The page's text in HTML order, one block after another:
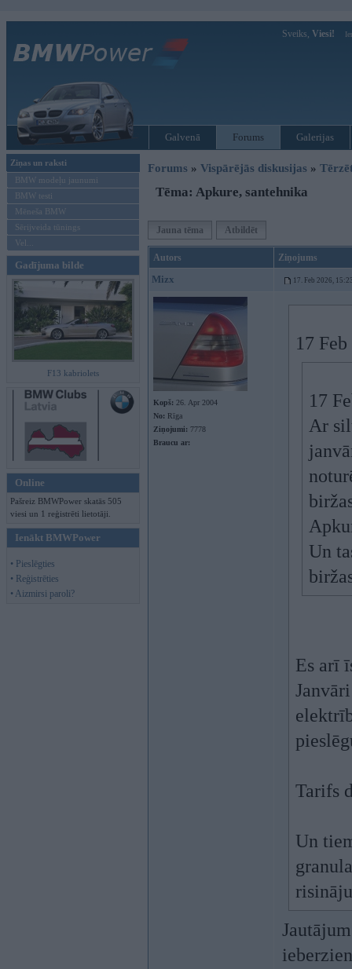
Sveiks, Viesi!
Galvenā Forums Galerijas
Ziņas un raksti
BMW modeļu jaunumi
BMW testi
Mēneša BMW
Sērijveida tūnings
Vel...
Gadījuma bilde
F13 kabriolets
Online
Pašreiz BMWPower skatās 505
viesi un 1 reģistrēti lietotāji.
Ienākt BMWPower
• Pieslēgties
• Reģistrēties
• Aizmirsi paroli?
Forums » Vispārējās diskusijas »
Tēma: Apkure, santehnika
Jauna tēma Atbildēt
Autors Ziņojums
Mizx 17. Feb 2026,
Kopš: 26. Apr 2004
No: Rīga
Ziņojumi: 7778
Braucu ar:
17
17
Ar
Un
Es arī
Tarifs
Un